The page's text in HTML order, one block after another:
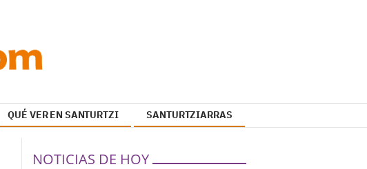
QUÉ VER EN SANTURTZI SANTURTZIARRAS
NOTICIAS DE HOY